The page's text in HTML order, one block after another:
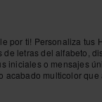
por ti! Personaliza tus
de letras del alfabeto,
iniciales o mensajes
acabado multicolor